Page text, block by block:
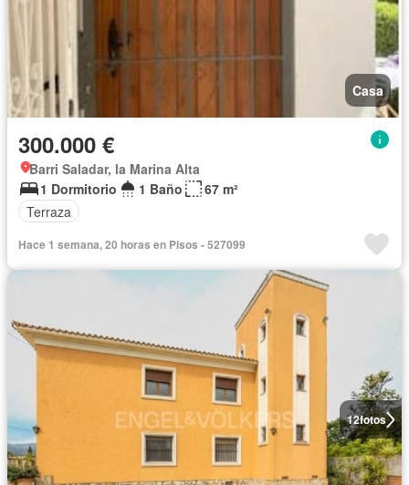
Casa
300.000 €
Barri Saladar, la Marina Alta
1 Dormitorio
1 Baño
67 m²
Terraza
Hace 1 semana, 20 horas en Pisos - 527099
12fotos